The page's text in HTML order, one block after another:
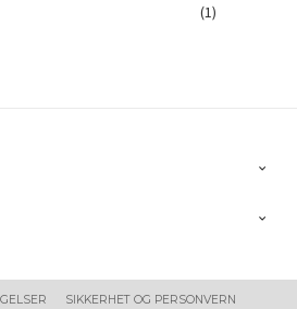
(1)
SIKKERHET OG PERSONVERN